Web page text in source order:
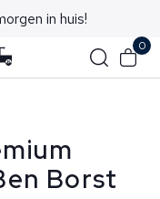
in huis!
0
Borst